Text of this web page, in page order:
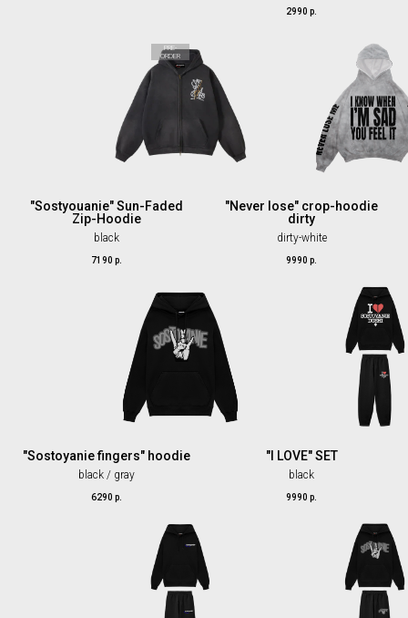
2990 р.
PRE-
ORDER
"Sostyouanie" Sun-Faded
Zip-Hoodie
black
7190 р.
"Never lose" crop-hoodie
dirty
dirty-white
9990 р.
"Sostoyanie fingers" hoodie
black / gray
6290 р.
"I LOVE" SET
black
9990 р.